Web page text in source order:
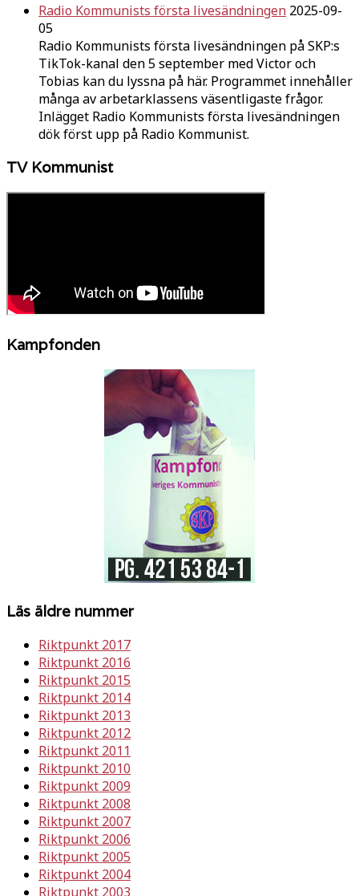
Radio Kommunists första livesändningen 2025-09-
05
Radio Kommunists första livesändningen på SKP:s
TikTok-kanal den 5 september med Victor och
Tobias kan du lyssna på här. Programmet innehåller
många av arbetarklassens väsentligaste frågor.
Inlägget Radio Kommunists första livesändningen
dök först upp på Radio Kommunist.
TV Kommunist
Kampfonden
Läs äldre nummer
Riktpunkt 2017
Riktpunkt 2016
Riktpunkt 2015
Riktpunkt 2014
Riktpunkt 2013
Riktpunkt 2012
Riktpunkt 2011
Riktpunkt 2010
Riktpunkt 2009
Riktpunkt 2008
Riktpunkt 2007
Riktpunkt 2006
Riktpunkt 2005
Riktpunkt 2004
Riktpunkt 2003